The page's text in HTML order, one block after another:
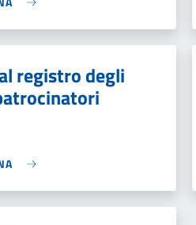
registro degli